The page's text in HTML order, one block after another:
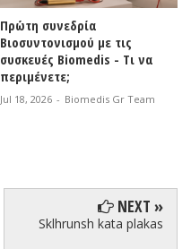
Πρώτη συνεδρία
Βιοσυντονισμού με τις
συσκευές Biomedis - Τι να
περιμένετε;
Jul 18, 2026 - Biomedis Gr Team
NEXT »
Sklhrunsh kata plakas